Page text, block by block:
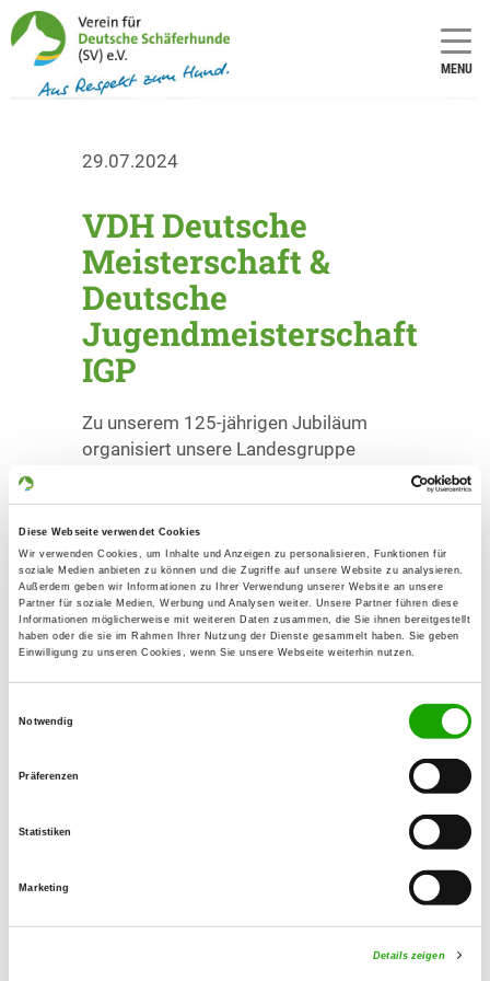
Diese Webseite verwendet Cookies
Wir verwenden Cookies, um Inhalte und Anzeigen zu personalisieren, Funktionen für
soziale Medien anbieten zu können und die Zugriffe auf unsere Website zu analysieren.
Außerdem geben wir Informationen zu Ihrer Verwendung unserer Website an unsere
Partner für soziale Medien, Werbung und Analysen weiter. Unsere Partner führen diese
Informationen möglicherweise mit weiteren Daten zusammen, die Sie ihnen bereitgestellt
haben oder die sie im Rahmen Ihrer Nutzung der Dienste gesammelt haben. Sie geben
Einwilligung zu unseren Cookies, wenn Sie unsere Webseite weiterhin nutzen.
Notwendig
Präferenzen
Statistiken
Marketing
Details zeigen
MENU
29.07.2024
VDH Deutsche
Meisterschaft &
Deutsche
Jugendmeisterschaft
IGP
Zu unserem 125-jährigen Jubiläum
organisiert unsere Landesgruppe
Meisterschaft und die Deutsche
Jugendmeisterschaft IGP.
Wann:02. - 04. August
Wo: Jahnstadion Rheine/Westfalen
Was:VDH Dt. Meisterschaft &
Jugendmeisterschaft im
Gebrauchshundesport (Fährtenarbeit,